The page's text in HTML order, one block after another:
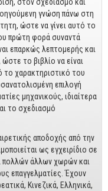
στον σχεδιασμό και
γνώση πάνω στη
ώστε να γίνει αυτό το
πρώτη φορά συναντά
επαρκώς λεπτομερής και
το βιβλίο να είναι
το χαρακτηριστικό του
επιλογή
μηχανικούς, ιδιαίτερα
το σχεδιασμό
αποδοχής από την
ως εγχειρίδιο σε
πολλών άλλων χωρών και
επαγγελματίες. Έχουν
Κινεζικά, Ελληνικά,